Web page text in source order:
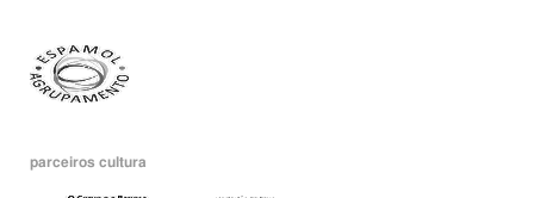
parceiros cultura